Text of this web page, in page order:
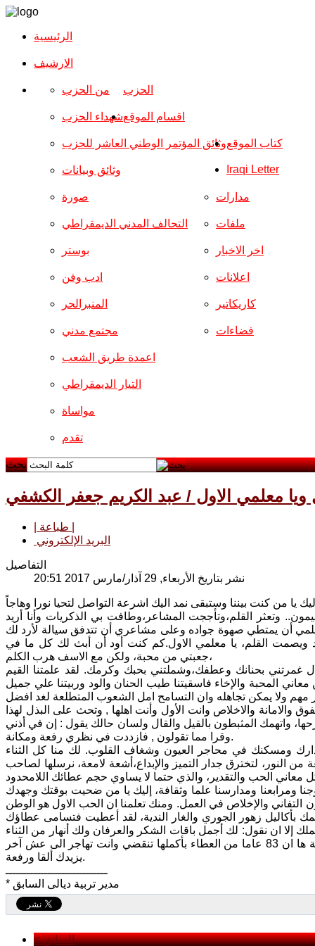
الرئيسية
الارشیف
الحزب من الحزب
شهداء الحزب
وثائق المؤتمر الوطني العاشر للحزب
وثائق وبيانات
اقسام الموقع
صورة
التحالف المدني الديمقراطي
بوستر
ادب وفن
المنبرالحر
مجتمع مدني
مدارات
ملفات
اخر الاخبار
اعلانات
كاريكاتير
فضاءات
اعمدة طريق الشعب
التيار الديمقراطي
مواساة
تقدم
كتاب الموقع
Iraqi Letter
بحث
البريد الإلكتروني
التفاصيل
نشر بتاريخ الأربعاء, 29 آذار/مارس 2017 20:51
يا من كنت بيننا وستبقى نمد اليك اشرعة التواصل لتحيا نورا وهاجاً
وتعثر القلم،وتأججت المشاعر،وطافت بي الذكريات وأنا أريد
أن يمتطي صهوة جواده وعلى مشاعري أن تتدفق سيالة لأرد لك
ويصمت القلم، يا معلمي الاول.كم كنت أود أن أبث لك كل ما في
جعبتي من محبة، ولكن مع الاسف هرب الكلم،
بحنانك وعطفك،وشملتني بحبك وكرمك. لقد علمتنا القيم
المحبة والإخاء فاسقيتنا طيب الحنان والود وربيتنا علي جميل
والامانة والاخلاص وانت الأول وأنت اهلها , وتحث على البذل لهذا
واتهمك المثبطون بالقيل والقال ولسان حالك يقول : إن في أذني
وقرا مما تقولون , فازددت في نظري رفعة ومكانة.
ومسكنك في محاجر العيون وشغاف القلوب. لك منا كل الثناء
النور، لتخترق جدار التميز والإبداع،أشعة لامعة، نرسلها لصاحب
ومرابعنا ومدارسنا علما وثقافة، إليك يا من ضحيت بوقتك وجهدك
والإخلاص في العمل. ومنك تعلمنا ان الحب الاول هو الوطن
بأكاليل زهور الجوري والغار الندية، لقد أعطيت فتسامى عطاؤك
إلا ان نقول: لك أجمل باقات الشكر والعرفان ولك أنهار من الثناء
والامتنان في عيدك الميمون. وكما تهاجر الطيور في آخر كل فصل من فصول السنة ها ان 83 عاما من العطاء بأكملها تنقضي وانت تهاجر الى عش آخر
يزيدك ألقا ورفعة.
ـــــــــــــــــــــــــــــ
* مدير تربية ديالى السابق
< السابق